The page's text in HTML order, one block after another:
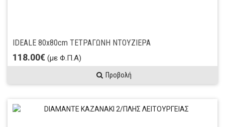
IDEALΕ 80x80cm ΤΕΤΡΑΓΩΝΗ ΝΤΟΥΖΙΕΡΑ
118.00€ (με Φ.Π.Α)
Προβολή